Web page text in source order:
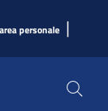
personale |